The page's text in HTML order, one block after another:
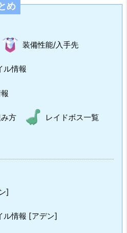
め
装備性能/入手先
ル情報
方 レイドボス一覧
]
ル情報 [アデン]